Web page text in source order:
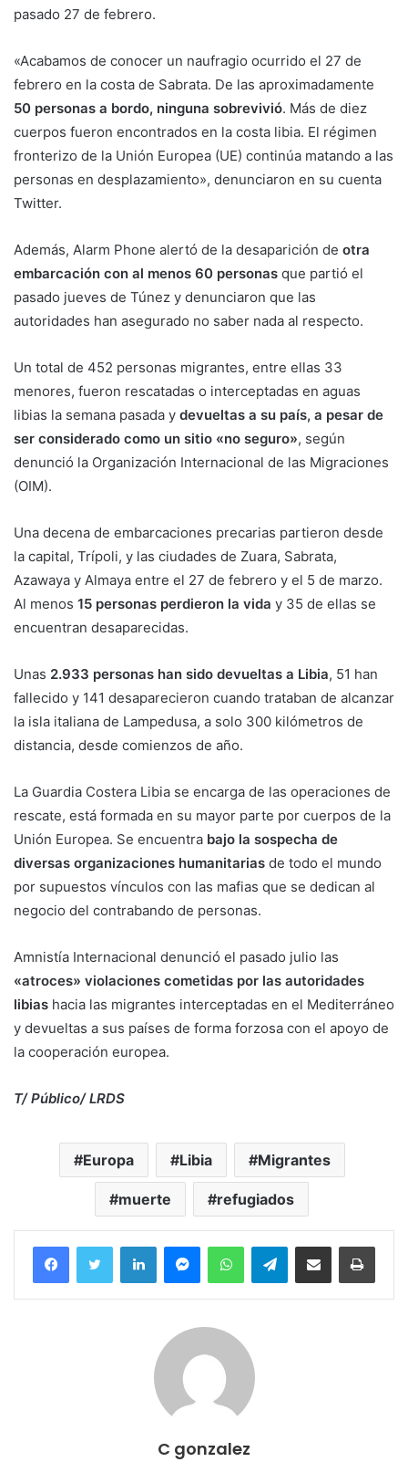
pasado 27 de febrero.
«Acabamos de conocer un naufragio ocurrido el 27 de
febrero en la costa de Sabrata. De las aproximadamente
50 personas a bordo, ninguna sobrevivió. Más de diez
cuerpos fueron encontrados en la costa libia. El régimen
fronterizo de la Unión Europea (UE) continúa matando a las
personas en desplazamiento», denunciaron en su cuenta
Twitter.
Además, Alarm Phone alertó de la desaparición de otra
embarcación con al menos 60 personas que partió el
pasado jueves de Túnez y denunciaron que las
autoridades han asegurado no saber nada al respecto.
Un total de 452 personas migrantes, entre ellas 33
menores, fueron rescatadas o interceptadas en aguas
libias la semana pasada y devueltas a su país, a pesar de
ser considerado como un sitio «no seguro», según
denunció la Organización Internacional de las Migraciones
(OIM).
Una decena de embarcaciones precarias partieron desde
la capital, Trípoli, y las ciudades de Zuara, Sabrata,
Azawaya y Almaya entre el 27 de febrero y el 5 de marzo.
Al menos 15 personas perdieron la vida y 35 de ellas se
encuentran desaparecidas.
Unas 2.933 personas han sido devueltas a Libia, 51 han
fallecido y 141 desaparecieron cuando trataban de alcanzar
la isla italiana de Lampedusa, a solo 300 kilómetros de
distancia, desde comienzos de año.
La Guardia Costera Libia se encarga de las operaciones de
rescate, está formada en su mayor parte por cuerpos de la
Unión Europea. Se encuentra bajo la sospecha de
diversas organizaciones humanitarias de todo el mundo
por supuestos vínculos con las mafias que se dedican al
negocio del contrabando de personas.
Amnistía Internacional denunció el pasado julio las
«atroces» violaciones cometidas por las autoridades
libias hacia las migrantes interceptadas en el Mediterráneo
y devueltas a sus países de forma forzosa con el apoyo de
la cooperación europea.
T/ Público/ LRDS
Europa Libia Migrantes
muerte refugiados
FacebookTwitter LinkedInMessengerWhatsAppTelegramCompartir por correo electrónico
C gonzalez